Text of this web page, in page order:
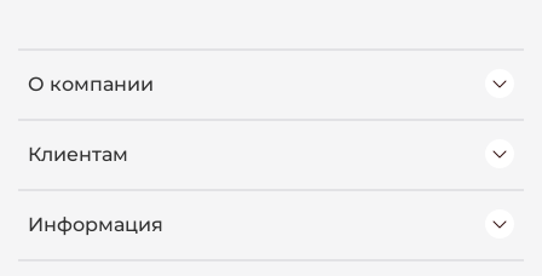
О компании
Клиентам
Информация